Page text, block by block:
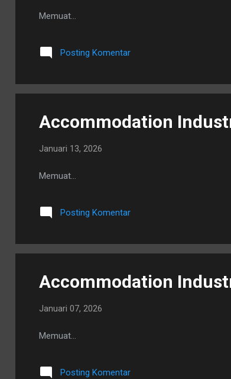
Memuat…
Posting Komentar
Accommodation
Januari 13, 2026
Memuat…
Posting Komentar
Accommodation
Januari 07, 2026
Memuat…
Posting Komentar